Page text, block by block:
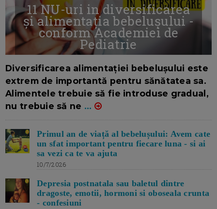
11 NU-uri in diversificarea
și alimentația bebelușului -
conform Academiei de
Pediatrie
Diversificarea alimentației bebelușului este
extrem de importantă pentru sănătatea sa.
Alimentele trebuie să fie introduse gradual,
nu trebuie să ne ...
Primul an de viață al bebelușului: Avem cate
un sfat important pentru fiecare luna - si ai
sa vezi ca te va ajuta
10/7/2026
Depresia postnatala sau baletul dintre
dragoste, emotii, hormoni si oboseala crunta
- confesiuni